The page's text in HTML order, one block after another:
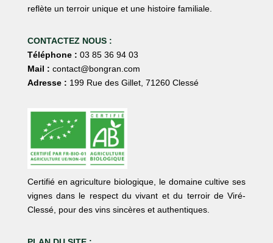
reflète un terroir unique et une histoire familiale.
CONTACTEZ NOUS :
Téléphone : 03 85 36 94 03
Mail : contact@bongran.com
Adresse : 199 Rue des Gillet, 71260 Clessé
Certifié en agriculture biologique, le domaine cultive ses
vignes dans le respect du vivant et du terroir de Viré-
Clessé, pour des vins sincères et authentiques.